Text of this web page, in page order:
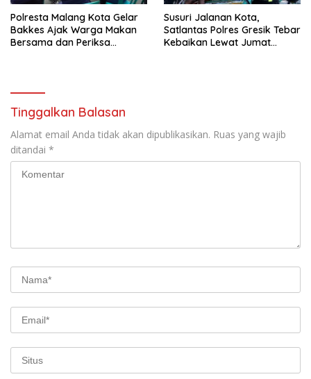
Polresta Malang Kota Gelar
Bakkes Ajak Warga Makan
Bersama dan Periksa
Susuri Jalanan Kota,
Satlantas Polres Gresik Tebar
Kebaikan Lewat Jumat
Tinggalkan Balasan
Alamat email Anda tidak akan dipublikasikan. Ruas yang wajib
ditandai *